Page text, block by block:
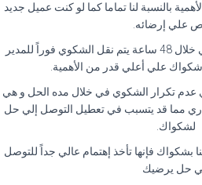
بالنسبة لنا تماما كما لو كنت عميل جديد
علي إرضائه.
و في حاله لم يتم حل مشكلتك في خلال 48 ساعة يتم نقل الشكوي فوراً للمدير
شكواك علي أعلي قدر من الأهمية.
عدم تكرار الشكوي في خلال مده الحل و هي
مما قد يتسبب في تعطيل التوصل إلي حل
لشكواك.
بشكواك فإنها تأخذ إهتمام عالي جداً للتوصل
حل يرضيك